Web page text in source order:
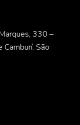
330 –
São